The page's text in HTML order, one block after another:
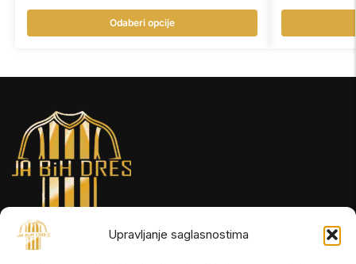
Upravljanje saglasnostima
Odaberi opcije
INFORMACIJE